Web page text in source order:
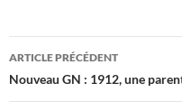
Navigation
des
ARTICLE PRÉCÉDENT
Nouveau GN : 1912, une